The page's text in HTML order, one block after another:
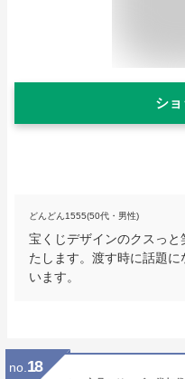
シ
どんどん1555(50代・男性)
宝くじデザインのクスっ
たします。渡す時に話題
います。
no. 18